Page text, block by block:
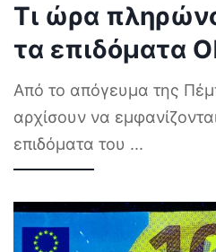
Τι ώρα
τα επιδόματα
Από το απόγευμα της
αρχίσουν να
επιδόματα του ...